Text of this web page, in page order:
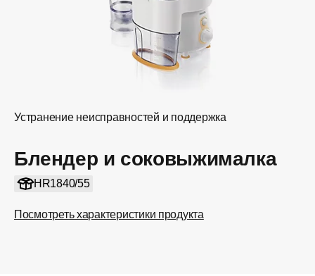
Устранение неисправностей и поддержка
Блендер и соковыжималка
HR1840/55
Посмотреть характеристики продукта